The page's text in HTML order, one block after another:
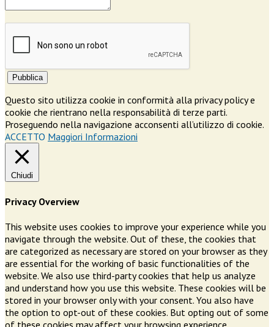
Pubblica
Questo sito utilizza cookie in conformità alla privacy policy e
cookie che rientrano nella responsabilità di terze parti.
Proseguendo nella navigazione acconsenti all’utilizzo di cookie.
ACCETTO Maggiori Informazioni
Chiudi
Privacy Overview
This website uses cookies to improve your experience while you
navigate through the website. Out of these, the cookies that
are categorized as necessary are stored on your browser as they
are essential for the working of basic functionalities of the
website. We also use third-party cookies that help us analyze
and understand how you use this website. These cookies will be
stored in your browser only with your consent. You also have
the option to opt-out of these cookies. But opting out of some
of these cookies may affect your browsing experience.